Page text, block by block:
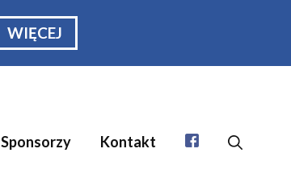
WIĘCEJ
Sponsorzy Kontakt